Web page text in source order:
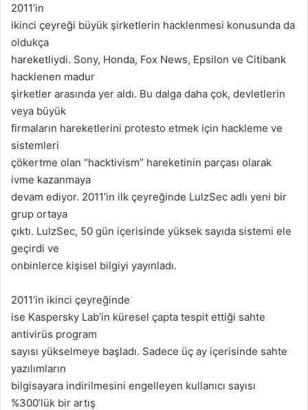
2011’in
ikinci çeyreği büyük şirketlerin hacklenmesi konusunda da
oldukça
hareketliydi. Sony, Honda, Fox News, Epsilon ve Citibank
hacklenen madur
şirketler arasında yer aldı. Bu dalga daha çok, devletlerin
veya büyük
firmaların hareketlerini protesto etmek için hackleme ve
sistemleri
çökertme olan “hacktivism” hareketinin parçası olarak
ivme kazanmaya
devam ediyor. 2011’in ilk çeyreğinde LulzSec adlı yeni bir
grup ortaya
çıktı. LulzSec, 50 gün içerisinde yüksek sayıda sistemi ele
geçirdi ve
onbinlerce kişisel bilgiyi yayınladı.
2011’in ikinci çeyreğinde
ise Kaspersky Lab’in küresel çapta tespit ettiği sahte
antivirüs program
sayısı yükselmeye başladı. Sadece üç ay içerisinde sahte
yazılımların
bilgisayara indirilmesini engelleyen kullanıcı sayısı
%300’lük bir artış